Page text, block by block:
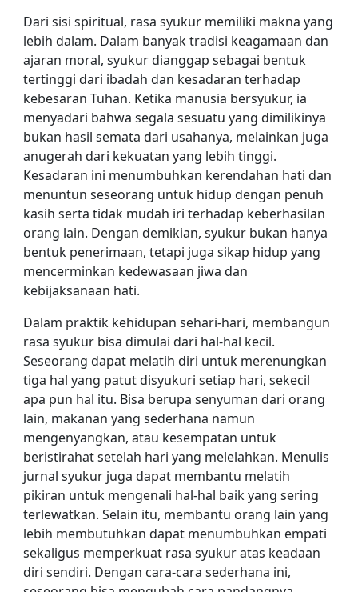
Dari sisi spiritual, rasa syukur memiliki makna yang
lebih dalam. Dalam banyak tradisi keagamaan dan
ajaran moral, syukur dianggap sebagai bentuk
tertinggi dari ibadah dan kesadaran terhadap
kebesaran Tuhan. Ketika manusia bersyukur, ia
menyadari bahwa segala sesuatu yang dimilikinya
bukan hasil semata dari usahanya, melainkan juga
anugerah dari kekuatan yang lebih tinggi.
Kesadaran ini menumbuhkan kerendahan hati dan
menuntun seseorang untuk hidup dengan penuh
kasih serta tidak mudah iri terhadap keberhasilan
orang lain. Dengan demikian, syukur bukan hanya
bentuk penerimaan, tetapi juga sikap hidup yang
mencerminkan kedewasaan jiwa dan
kebijaksanaan hati.
Dalam praktik kehidupan sehari-hari, membangun
rasa syukur bisa dimulai dari hal-hal kecil.
Seseorang dapat melatih diri untuk merenungkan
tiga hal yang patut disyukuri setiap hari, sekecil
apa pun hal itu. Bisa berupa senyuman dari orang
lain, makanan yang sederhana namun
mengenyangkan, atau kesempatan untuk
beristirahat setelah hari yang melelahkan. Menulis
jurnal syukur juga dapat membantu melatih
pikiran untuk mengenali hal-hal baik yang sering
terlewatkan. Selain itu, membantu orang lain yang
lebih membutuhkan dapat menumbuhkan empati
sekaligus memperkuat rasa syukur atas keadaan
diri sendiri. Dengan cara-cara sederhana ini,